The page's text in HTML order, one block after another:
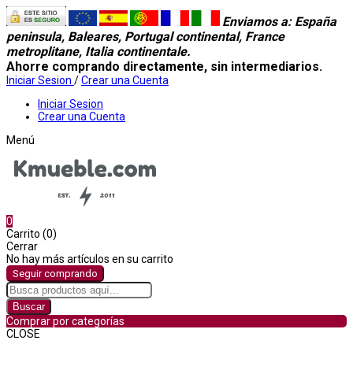
Enviamos a: España
peninsula, Baleares, Portugal continental, France
metroplitane, Italia continentale.
Ahorre comprando directamente, sin intermediarios.
Iniciar Sesion /Crear una Cuenta
Iniciar Sesion
Crear una Cuenta
Menú
0
Carrito (0)
Cerrar
No hay más artículos en su carrito
Seguir comprando
Buscar
Comprar por categorías
CLOSE